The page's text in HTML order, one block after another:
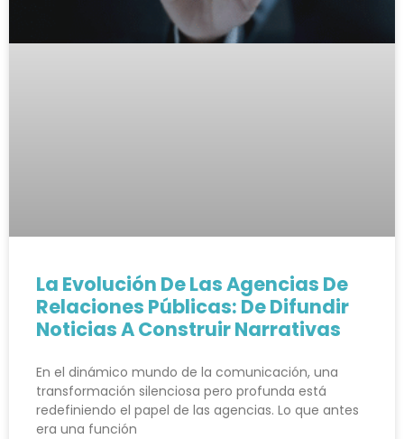
La Evolución De Las Agencias De
Relaciones Públicas: De Difundir
Noticias A Construir Narrativas
En el dinámico mundo de la comunicación, una
transformación silenciosa pero profunda está
redefiniendo el papel de las agencias. Lo que antes
era una función